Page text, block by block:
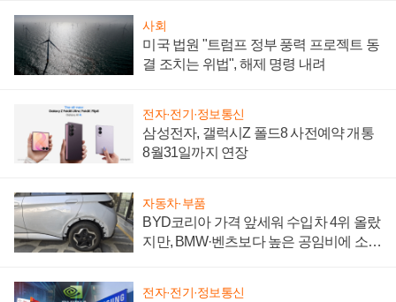
사회
미국 법원 "트럼프 정부 풍력 프로젝트 동
결 조치는 위법", 해제 명령 내려
전자·전기·정보통신
삼성전자, 갤럭시Z 폴드8 사전예약 개통
8월31일까지 연장
자동차·부품
BYD코리아 가격 앞세워 수입차 4위 올랐
지만, BMW·벤츠보다 높은 공임비에 소비
전자·전기·정보통신